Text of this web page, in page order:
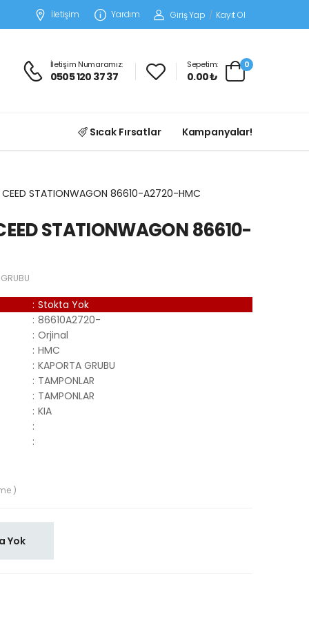
İletişim Yardım Giriş Yap / Kayıt Ol
İletişim Numaramız:
0505 120 37 37
Sepetim:
0.00 ₺
0
Sıcak Fırsatlar Kampanyalar!
CEED STATIONWAGON 86610-A2720-HMC
STATIONWAGON 86610-
: Stokta Yok
: 86610A2720-
: Orjinal
: HMC
: KAPORTA GRUBU
: TAMPONLAR
: TAMPONLAR
: KIA
:
:
)
Yok